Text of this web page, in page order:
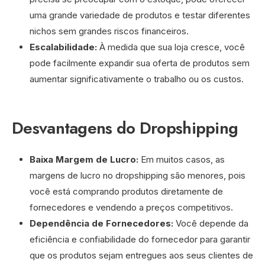
uma grande variedade de produtos e testar diferentes
nichos sem grandes riscos financeiros.
Escalabilidade: À medida que sua loja cresce, você
pode facilmente expandir sua oferta de produtos sem
aumentar significativamente o trabalho ou os custos.
Desvantagens do Dropshipping
Baixa Margem de Lucro: Em muitos casos, as
margens de lucro no dropshipping são menores, pois
você está comprando produtos diretamente de
fornecedores e vendendo a preços competitivos.
Dependência de Fornecedores: Você depende da
eficiência e confiabilidade do fornecedor para garantir
que os produtos sejam entregues aos seus clientes de